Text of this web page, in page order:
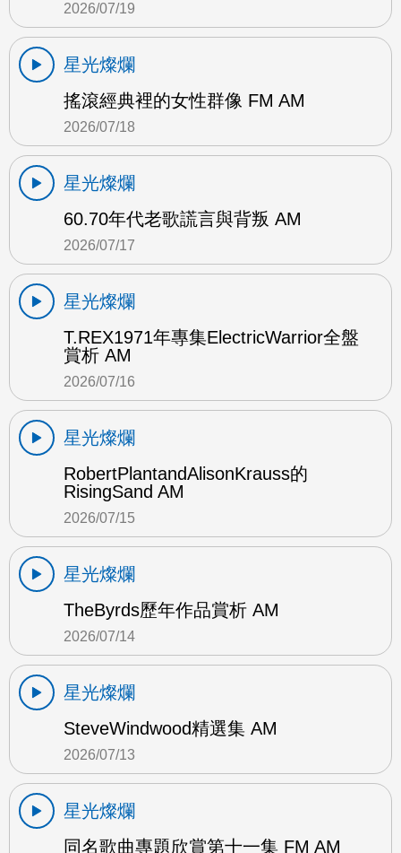
2026/07/19
星光燦爛
搖滾經典裡的女性群像 FM AM
2026/07/18
星光燦爛
60.70年代老歌謊言與背叛 AM
2026/07/17
星光燦爛
T.REX1971年專集ElectricWarrior全盤
賞析 AM
2026/07/16
星光燦爛
RobertPlantandAlisonKrauss的
RisingSand AM
2026/07/15
星光燦爛
TheByrds歷年作品賞析 AM
2026/07/14
星光燦爛
SteveWindwood精選集 AM
2026/07/13
星光燦爛
同名歌曲專題欣賞第十一集 FM AM